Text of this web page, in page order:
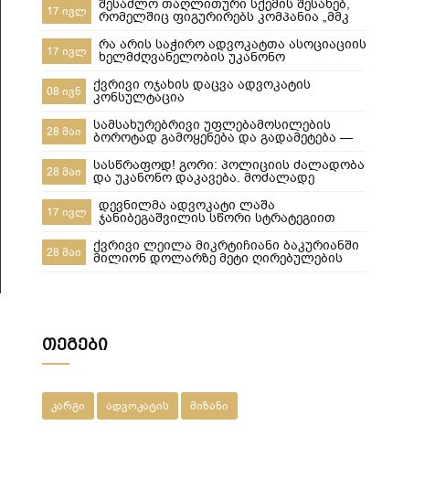
17 ივლ შესაძლო თაღლითური სქემის შესახებ,
რომელშიც ფიგურირებს კომპანია „მმკ
ავტოლიზინგი“
17 ივლ რა არის საჭირო ადვოკატთა ასოციაციის
ხელმძღვანელობის უკანონო
ძალმომრეობით ძალადობების
შესაჩერებლად ?
08 ივნ ქვრივი ოჯახის დაცვა ადვოკატის
კონსულტაცია
28 მაი სამსახურებრივი უფლებამოსილების
ბოროტად გამოყენება და გადამეტება —
რა ხდება გორში და რა სასამართლო
პასუხისმგებლობა ეკისრება
პოლიციელებს
28 მაი სასწრაფოდ! გორი: პოლიციის ძალადობა
და უკანონო დაკავება. მოძალადე
პოლიციელები ყველანი დაუყოვნებლივ
სამსახურებიდან უნდა იქნეს გაშვებული
და პასუხისიგებაში მიცემული! ​ყველამ
უნდა ნახოს, რა ხდება რეალურად!
გორში,10-მა პოლიციელმა სასტიკად
სცემა მოქალაქე, ახლა კ
17 ივლ დევნილმა ადვოკატი ლაშა
ჯანიბეგაშვილის სწორი სტრატეგიით
დევნილთა სამინისტროს დავები მოუგო
28 მაი ქვრივი ლეილა მიკრტიჩიანი ბაკურიანში
მილიონ დოლარზე მეტი ღირებულების
სასტუმროს დაკარგვისგან თიბისი
თეგები
კარგი ადვოკატის მიზანი